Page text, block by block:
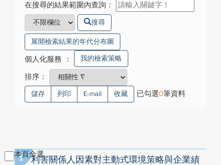
在搜尋的結果範圍內查詢：
搜尋
展開檢索結果的年代分布圖
個人化服務 ： 我的檢索策略
排序：
儲存 列印 E-mail 收藏 已勾選0筆資料
本頁全選
1
利害關係人因素對主動式環境策略與企業績